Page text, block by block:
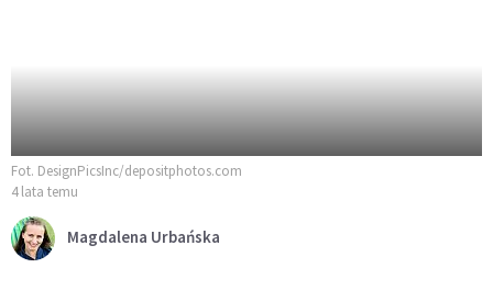
Fot. DesignPicsInc/depositphotos.com
4 lata temu
Magdalena Urbańska